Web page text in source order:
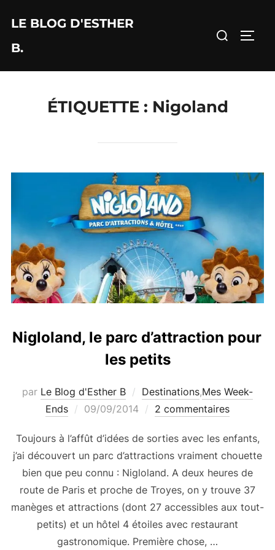
contenu
LE BLOG D'ESTHER
B.
Rechercher :
ÉTIQUETTE : Nigoland
Nigloland, le parc d’attraction pour
les petits
par Le Blog d'Esther B Destinations,Mes Week-
Ends
Publié
09/09/2014 2 commentaires
Toujours à l’affût d’idées de sorties avec les enfants,
j’ai découvert un parc d’attractions vraiment chouette
bien que peu connu : Nigloland. A deux heures de
route de Paris et proche de Troyes, on y trouve 37
manèges et attractions (dont 27 accessibles aux tout-
petits) et un hôtel 4 étoiles avec restaurant
gastronomique. Première chose, …